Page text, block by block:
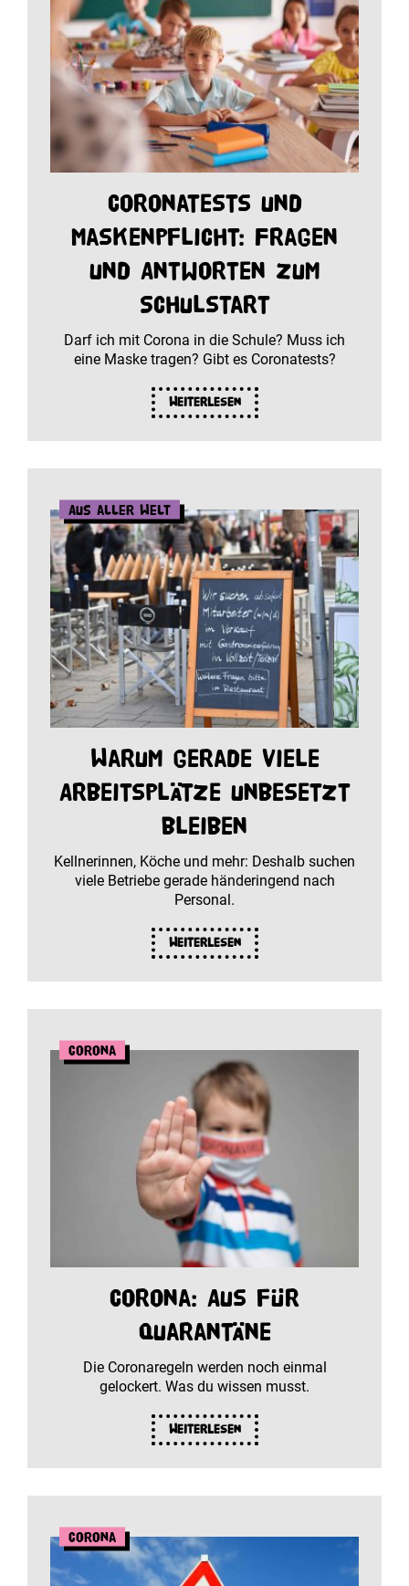
Coronatests und
Maskenpflicht: Fragen
und Antworten zum
Schulstart
Darf ich mit Corona in die Schule? Muss ich
eine Maske tragen? Gibt es Coronatests?
Weiterlesen
Aus aller Welt
Warum gerade viele
Arbeitsplätze unbesetzt
bleiben
Kellnerinnen, Köche und mehr: Deshalb suchen
viele Betriebe gerade händeringend nach
Personal.
Weiterlesen
Corona
Corona: Aus für
Quarantäne
Die Coronaregeln werden noch einmal
gelockert. Was du wissen musst.
Weiterlesen
Corona